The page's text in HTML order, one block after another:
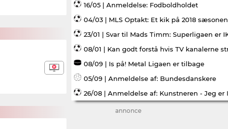
16/05 | Anmeldelse: Fodboldholdet
04/03 | MLS Optakt: Et kik på 2018 sæsonen
23/01 | Svar til Mads Timm: Superligaen er
08/01 | Kan godt forstå hvis TV kanalerne
08/09 | Is på! Metal Ligaen er tilbage
05/09 | Anmeldelse af: Bundesdanskere
26/08 | Anmeldelse af: Kunstneren - Jeg er
annonce